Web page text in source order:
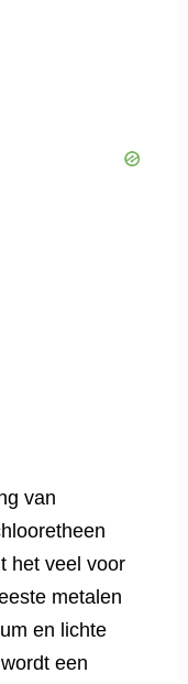
van
het veel voor
metalen
en lichte
een